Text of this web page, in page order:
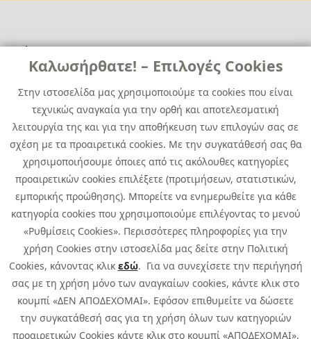
Καλωσήρθατε! – Επιλογές Cookies
Στην ιστοσελίδα μας χρησιμοποιούμε τα cookies που είναι
τεχνικώς αναγκαία για την ορθή και αποτελεσματική
λειτουργία της και για την αποθήκευση των επιλογών σας σε
σχέση με τα προαιρετικά cookies. Με την συγκατάθεσή σας θα
χρησιμοποιήσουμε όποιες από τις ακόλουθες κατηγορίες
προαιρετικών cookies επιλέξετε (προτιμήσεων, στατιστικών,
εμπορικής προώθησης). Μπορείτε να ενημερωθείτε για κάθε
κατηγορία cookies που χρησιμοποιούμε επιλέγοντας το μενού
«Ρυθμίσεις Cookies». Περισσότερες πληροφορίες για την
χρήση Cookies στην ιστοσελίδα μας δείτε στην Πολιτική
Cookies, κάνοντας κλικ εδώ. Για να συνεχίσετε την περιήγησή
σας με τη χρήση μόνο των αναγκαίων cookies, κάντε κλικ στο
κουμπί «ΔΕΝ ΑΠΟΔΕΧΟΜΑΙ». Εφόσον επιθυμείτε να δώσετε
την συγκατάθεσή σας για τη χρήση όλων των κατηγοριών
προαιρετικών Cookies κάντε κλικ στο κουμπί «ΑΠΟΔΕΧΟΜΑΙ».
Χρήσιμα
Χρήσιμα
Επικοινωνία
Media Kit
Καριέρα
Όμιλος Quest
Site Map